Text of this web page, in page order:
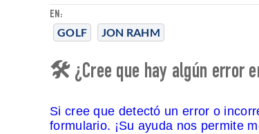
EN:
GOLF JON RAHM
🛠 ¿Cree que hay algún error
Si cree que detectó un error o
formulario. ¡Su ayuda nos permite